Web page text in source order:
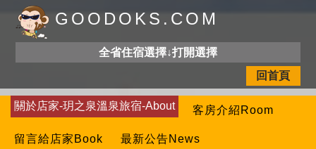
GOODOKS.COM
全省住宿選擇↓打開選擇
回首頁
關於店家-玥之泉溫泉旅宿-About 客房介紹Room
留言給店家Book 最新公告News